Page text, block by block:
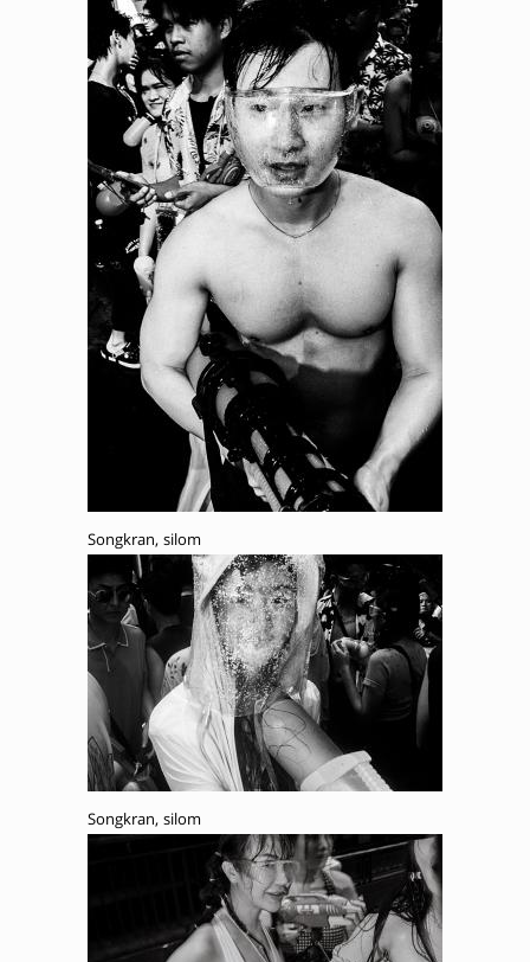
Songkran, silom
Songkran, silom